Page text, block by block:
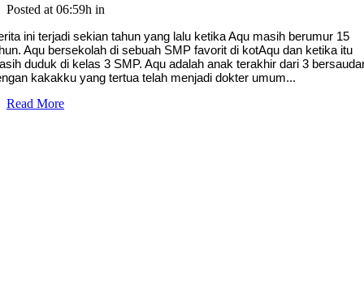
Posted at 06:59h in
ini terjadi sekian tahun yang lalu ketika Aqu masih berumur 15
Aqu bersekolah di sebuah SMP favorit di kotAqu dan ketika itu
duduk di kelas 3 SMP. Aqu adalah anak terakhir dari 3
kakakku yang tertua telah menjadi dokter umum...
Read More